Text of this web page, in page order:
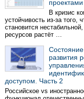
проектами
В кризис
устойчивость из-за того,
становится
ресурсов растёт …
развития
доступом. Часть 2
Российское vs